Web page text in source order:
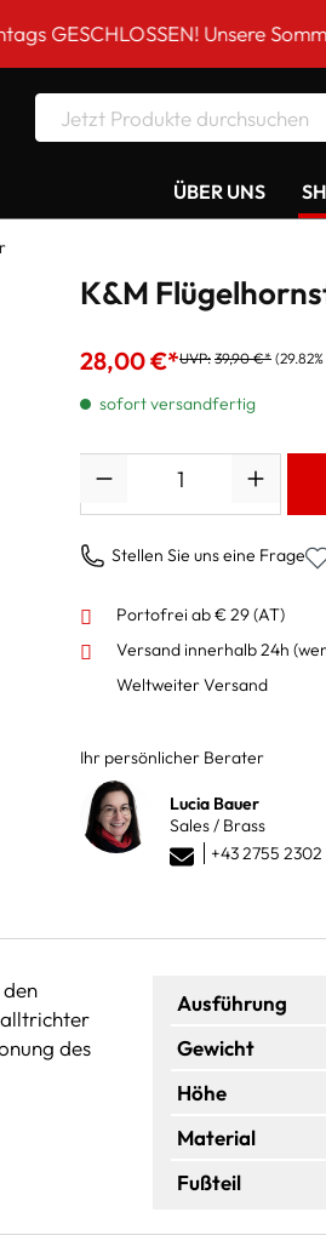
Unsere Sommer-
ÜBER UNS
K&M
28,00 €*UVP: 39,90 €*
sofort versandfertig
Stellen Sie uns eine Frage
Portofrei ab € 29 (AT)
Versand innerhalb 24h
Weltweiter Versand
Ihr persönlicher Berater
Lucia Bauer
Sales / Brass
+43 2755 2302
des
Ausführung
Gewicht
Höhe
Material
Fußteil